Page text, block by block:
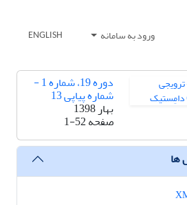
ورود به سامانه ENGLISH
دوره 19، شماره 1 -
شماره پیاپی 13
بهار 1398
صفحه1-52
ها